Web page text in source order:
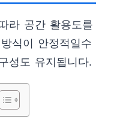
라 공간 활용도를
식이 안정적일수
성도 유지됩니다.